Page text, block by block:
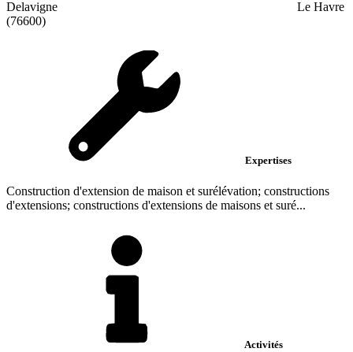
Delavigne
Le Havre
(76600)
Expertises
Construction d'extension de maison et surélévation; constructions
d'extensions; constructions d'extensions de maisons et suré...
Activités